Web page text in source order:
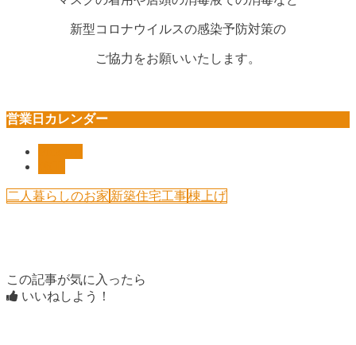
新型コロナウイルスの感染予防対策の
ご協力をお願いいたします。
営業日カレンダー
二人暮らしのお家 新築住宅工事棟上げ
この記事が気に入ったら
いいねしよう！